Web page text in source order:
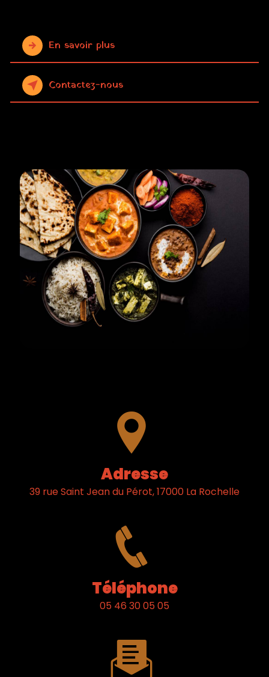
En savoir plus
Contactez-nous
Adresse
39 rue Saint Jean du Pérot, 17000 La Rochelle
Téléphone
05 46 30 05 05